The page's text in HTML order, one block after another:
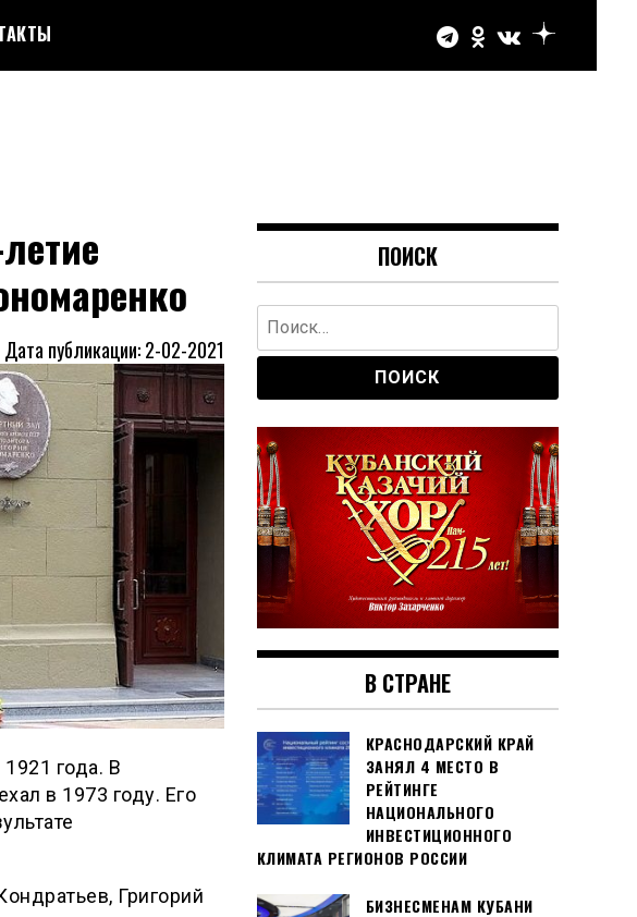
Дата публикации: 2-02-2021
года. В
в 1973 году. Его
Григорий
ПОИСК
Найти:
В СТРАНЕ
КРАСНОДАРСКИЙ КРАЙ
ЗАНЯЛ 4 МЕСТО В
РЕЙТИНГЕ
НАЦИОНАЛЬНОГО
ИНВЕСТИЦИОННОГО
КЛИМАТА РЕГИОНОВ РОССИИ
БИЗНЕСМЕНАМ КУБАНИ